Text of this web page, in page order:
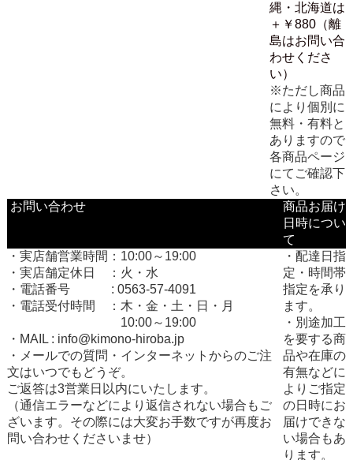
縄・北海道は
＋￥880（離
島はお問い合
わせくださ
い）
※ただし商品
により個別に
無料・有料と
ありますので
各商品ページ
にてご確認下
さい。
お問い合わせ
商品お届け
日時につい
て
・実店舗営業時間：10:00～19:00
・実店舗定休日 ：火・水
・電話番号 : 0563-57-4091
・電話受付時間 ：木・金・土・日・月
10:00～19:00
・MAIL : info@kimono-hiroba.jp
・メールでの質問・インターネットからのご注
文はいつでもどうぞ。
ご返答は3営業日以内にいたします。
（通信エラーなどにより返信されない場合もご
ざいます。その際には大変お手数ですが再度お
問い合わせくださいませ）
・配達日指
定・時間帯
指定を承り
ます。
・別途加工
を要する商
品や在庫の
有無などに
よりご指定
の日時にお
届けできな
い場合もあ
ります。